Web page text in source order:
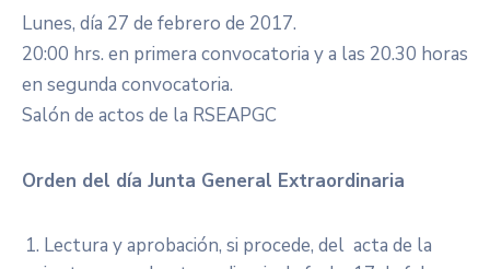
Lunes, día 27 de febrero de 2017.
​20:00 hrs. en primera convocatoria y a las 20.30 horas
en segunda convocatoria.
Salón de actos de la RSEAPGC
Orden del día Junta General Extraordinaria
Lectura y aprobación, si procede, del acta de la